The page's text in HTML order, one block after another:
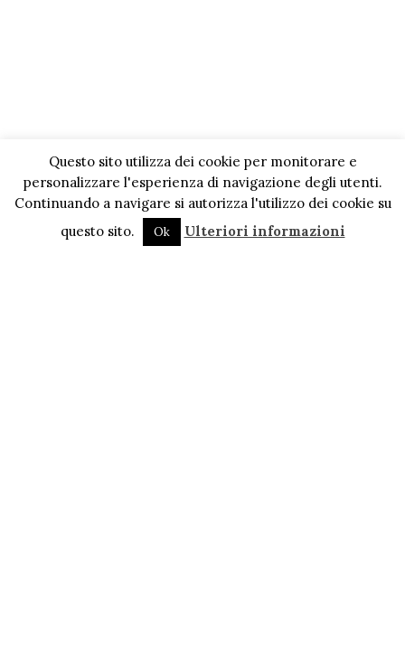
Questo sito utilizza dei cookie per monitorare e
personalizzare l'esperienza di navigazione degli utenti.
Continuando a navigare si autorizza l'utilizzo dei cookie su
questo sito.
Ok Ulteriori informazioni